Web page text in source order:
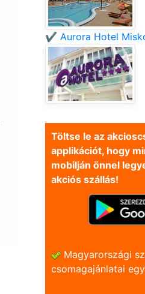
✔️ Aurora Hotel
Töltse le az
applikációt, hogy
mobilján önnel
akciós szállás!
Magyarországi
csomagajánlatai